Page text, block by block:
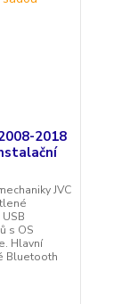
2018
JVC
s OS
Hlavní
Bluetooth